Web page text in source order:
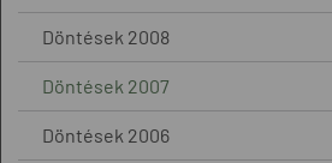
Döntések 2008
Döntések 2007
Döntések 2006